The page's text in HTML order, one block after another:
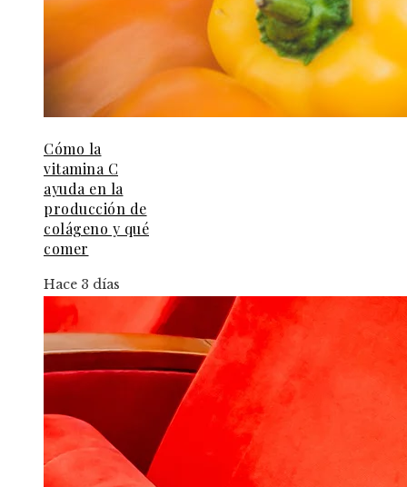
Cómo la
vitamina C
ayuda en la
producción de
colágeno y qué
comer
Hace 3 días